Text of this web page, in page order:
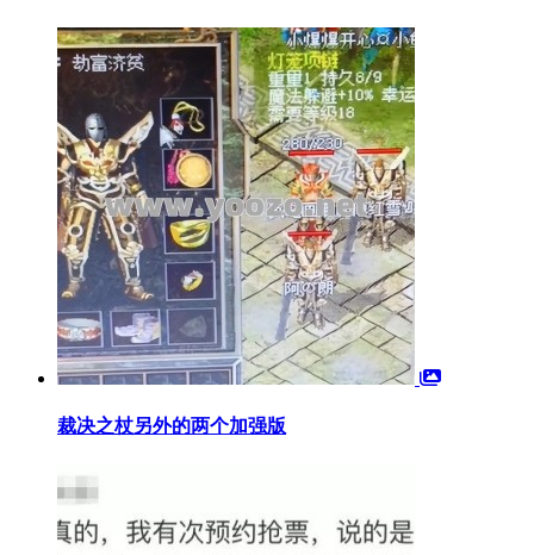
裁决之杖另外的两个加强版